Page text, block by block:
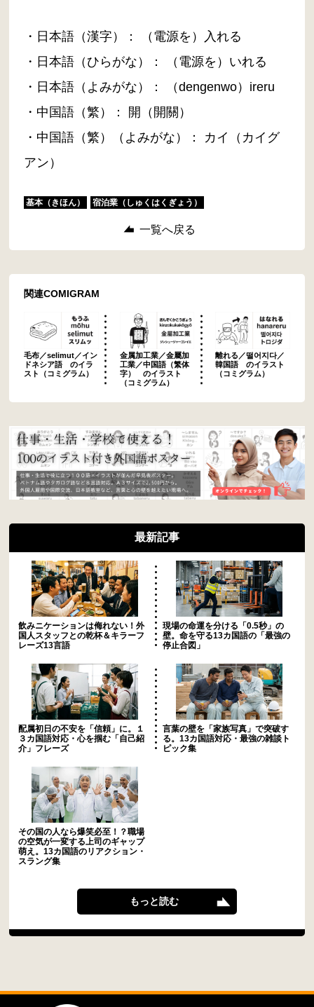
・日本語（漢字）： （電源を）入れる
・日本語（ひらがな）： （電源を）いれる
・日本語（よみがな）： （dengenwo）ireru
・中国語（繁）： 開（開關）
・中国語（繁）（よみがな）： カイ（カイグ
アン）
基本（きほん） 宿泊業（しゅくはくぎょう）
一覧へ戻る
関連COMIGRAM
毛布／selimut／イン
ドネシア語 のイラ
スト（コミグラム）
金属加工業／金屬加
工業／中国語（繁体
字） のイラスト
（コミグラム）
離れる／떨어지다／
韓国語 のイラスト
（コミグラム）
最新記事
飲みニケーションは侮れない！外
国人スタッフとの乾杯＆キラーフ
レーズ13言語
現場の命運を分ける「0.5秒」の
壁。命を守る13カ国語の「最強の
停止合図」
配属初日の不安を「信頼」に。１
３カ国語対応・心を掴む「自己紹
介」フレーズ
言葉の壁を「家族写真」で突破す
る。13カ国語対応・最強の雑談ト
ピック集
その国の人なら爆笑必至！？職場
の空気が一変する上司のギャップ
萌え。13カ国語のリアクション・
スラング集
もっと読む